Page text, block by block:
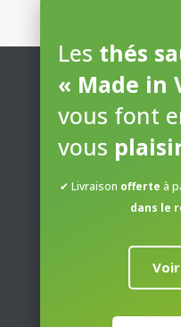
Les thés
« Made in
vous font
vous
✔ Livraison offerte à
dans le